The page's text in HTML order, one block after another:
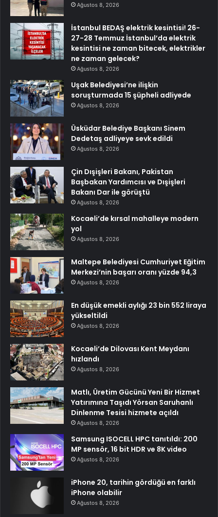
Ağustos 8, 2026
İstanbul BEDAŞ elektrik kesintisi! 26-
27-28 Temmuz İstanbul’da elektrik
kesintisi ne zaman bitecek, elektrikler
ne zaman gelecek?
Ağustos 8, 2026
Uşak Belediyesi’ne ilişkin
soruşturmada 15 şüpheli adliyede
Ağustos 8, 2026
Üsküdar Belediye Başkanı Sinem
Dedetaş adliyeye sevk edildi
Ağustos 8, 2026
Çin Dışişleri Bakanı, Pakistan
Başbakan Yardımcısı ve Dışişleri
Bakanı Dar ile görüştü
Ağustos 8, 2026
Kocaeli’de kırsal mahalleye modern
yol
Ağustos 8, 2026
Maltepe Belediyesi Cumhuriyet Eğitim
Merkezi’nin başarı oranı yüzde 94,3
Ağustos 8, 2026
En düşük emekli aylığı 23 bin 552 liraya
yükseltildi
Ağustos 8, 2026
Kocaeli’de Dilovası Kent Meydanı
hızlandı
Ağustos 8, 2026
Matlı, Üretim Gücünü Yeni Bir Hizmet
Yatırımına Taşıdı Yörsan Saruhanlı
Dinlenme Tesisi hizmete açıldı
Ağustos 8, 2026
Samsung ISOCELL HPC tanıtıldı: 200
MP sensör, 16 bit HDR ve 8K video
Ağustos 8, 2026
iPhone 20, tarihin gördüğü en farklı
iPhone olabilir
Ağustos 8, 2026